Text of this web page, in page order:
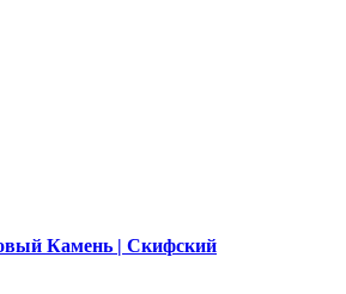
Камень | Скифский